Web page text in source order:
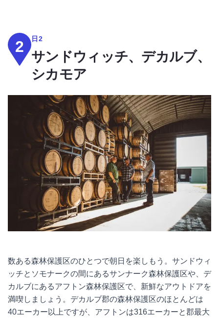
2 日2
サンドウィッチ、デカルブ、
シカモア
数ある森林保護区のひとつで朝日を楽しもう。サンドウィ
ッチとソモナークの間にあるサンナーク森林保護区や、デ
カルブにあるアフトン森林保護区で、新鮮なアウトドアを
満喫しましょう。デカルブ郡の森林保護区のほとんどは
40エーカー以上ですが、アフトンは316エーカーと郡最大